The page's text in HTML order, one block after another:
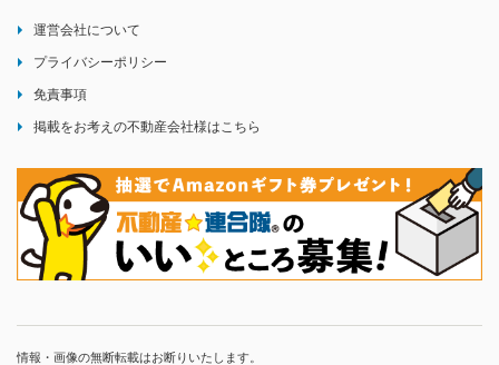
運営会社について
プライバシーポリシー
免責事項
掲載をお考えの不動産会社様はこちら
情報・画像の無断転載はお断りいたします。